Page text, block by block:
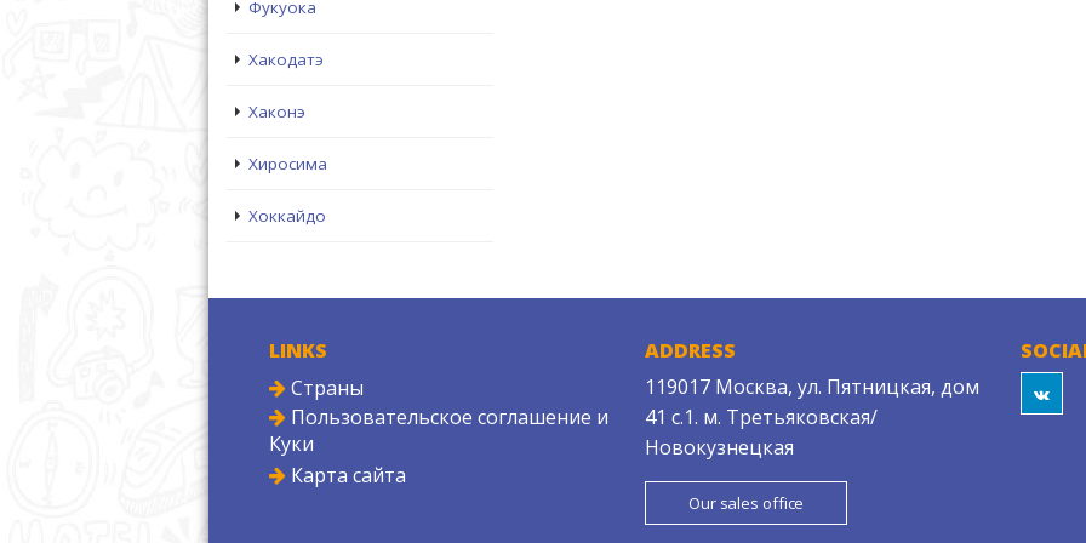
Фукуока
Хакодатэ
Хаконэ
Хиросима
Хоккайдо
LINKS
Страны
Пользовательское соглашение и
Куки
Карта сайта
ADDRESS
119017 Москва, ул. Пятницкая, дом
41 с.1. м. Третьяковская/
Новокузнецкая
Our sales office